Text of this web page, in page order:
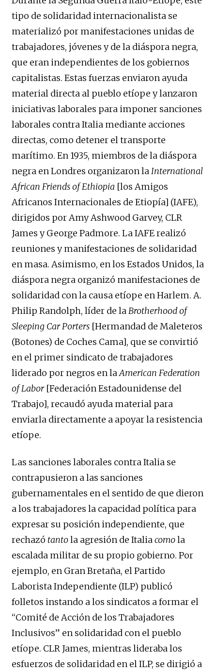
tipo de solidaridad internacionalista se
materializó por manifestaciones unidas de
trabajadores, jóvenes y de la diáspora negra,
que eran independientes de los gobiernos
capitalistas. Estas fuerzas enviaron ayuda
material directa al pueblo etíope y lanzaron
iniciativas laborales para imponer sanciones
laborales contra Italia mediante acciones
directas, como detener el transporte
marítimo. En 1935, miembros de la diáspora
negra en Londres organizaron laInternational
African Friends of Ethiopia [los Amigos
Africanos Internacionales de Etiopía] (IAFE),
dirigidos por Amy Ashwood Garvey, CLR
James y George Padmore. La IAFE realizó
reuniones y manifestaciones de solidaridad
en masa. Asimismo, en los Estados Unidos, la
diáspora negra organizó manifestaciones de
solidaridad con la causa etíope en Harlem. A.
Philip Randolph, líder de laBrotherhood of
Sleeping Car Porters [Hermandad de Maleteros
(Botones) de Coches Cama], que se convirtió
en el primer sindicato de trabajadores
liderado por negros en laAmerican Federation
of Labor [Federación Estadounidense del
Trabajo], recaudó ayuda material para
enviarla directamente a apoyar la resistencia
etíope.
Las sanciones laborales contra Italia se
contrapusieron a las sanciones
gubernamentales en el sentido de que dieron
a los trabajadores la capacidad política para
expresar su posición independiente, que
rechazó tantola agresión de Italiacomola
escalada militar de su propio gobierno. Por
ejemplo, en Gran Bretaña, el Partido
Laborista Independiente (ILP) publicó
folletos instando a los sindicatos a formar el
“Comité de Acción de los Trabajadores
Inclusivos” en solidaridad con el pueblo
etíope. CLR James, mientras lideraba los
esfuerzos de solidaridad en el ILP, se dirigió a